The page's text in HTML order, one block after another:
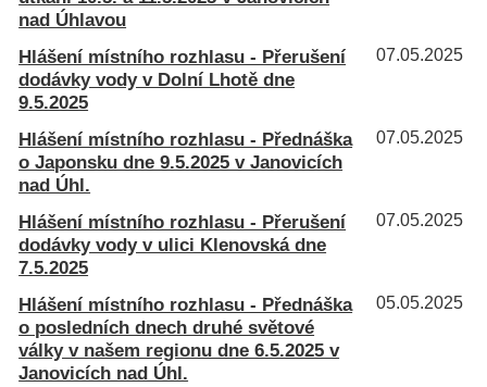
nad Úhlavou
07.05.2025
Hlášení místního rozhlasu - Přerušení
dodávky vody v Dolní Lhotě dne
9.5.2025
07.05.2025
Hlášení místního rozhlasu - Přednáška
o Japonsku dne 9.5.2025 v Janovicích
nad Úhl.
07.05.2025
Hlášení místního rozhlasu - Přerušení
dodávky vody v ulici Klenovská dne
7.5.2025
05.05.2025
Hlášení místního rozhlasu - Přednáška
o posledních dnech druhé světové
války v našem regionu dne 6.5.2025 v
Janovicích nad Úhl.